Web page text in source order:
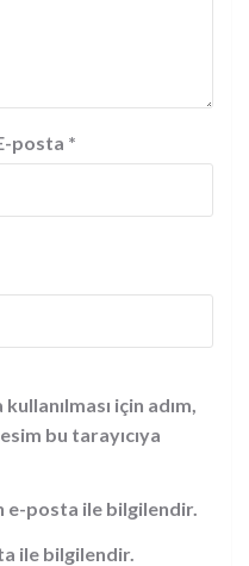
posta *
için adım,
bu tarayıcıya
e-posta ile bilgilendir.
ile bilgilendir.